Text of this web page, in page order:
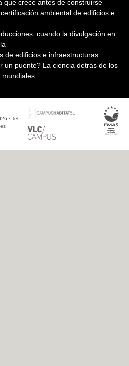
que crece antes de construirse
ambiental de edificios e
cuando la divulgación en
de edificios e infraestructuras
un puente? La ciencia detrás de los
mundiales
· Tel.